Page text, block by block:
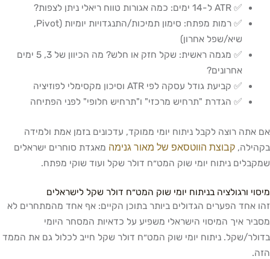
✅ ATR ל-14 ימים: כמה אגורות טווח ריאלי ניתן לצפות?
✅ רמות מפתח: סימון תמיכות/התנגדויות יומיות (Pivot,
שיא/שפל אחרון)
✅ מגמה ראשית: שקל חזק או חלש? מה הכיוון של 3, 5 ימים
אחרונים?
✅ קביעת גודל עסקה לפי ATR וסיכון מקסימלי לפוזיציה
✅ הגדרת "תרחיש מרכזי" ו"תרחיש חלופי" לפני הפתיחה
אם אתה רוצה לקבל ניתוח יומי ממוקד, עדכונים בזמן אמת ולמידה
בקהילה, קבוצת הווטסאפ של מאור גנימה מאגדת סוחרים ישראלים
שמקבלים ניתוח יומי שוק המט״ח דולר שקל ועוד שוקי מפתח.
מיסוי ורגולציה בניתוח יומי שוק המט״ח דולר שקל לישראלים
זהו אחד הפערים הגדולים ביותר בתוכן הקיים: אף אחד מהמתחרים לא
מסביר איך המיסוי הישראלי משפיע על כדאיות המסחר היומי
בדולר/שקל. ניתוח יומי שוק המט״ח דולר שקל חייב לכלול גם את הממד
הזה.